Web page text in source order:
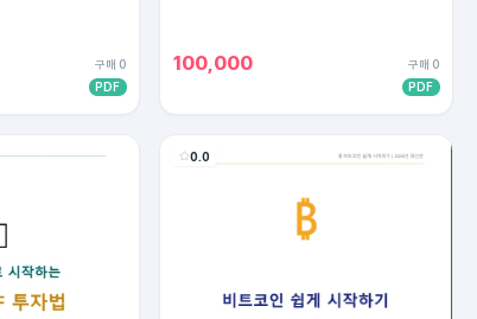
구매 0
PDF
100,000
구매 0
PDF
0.0